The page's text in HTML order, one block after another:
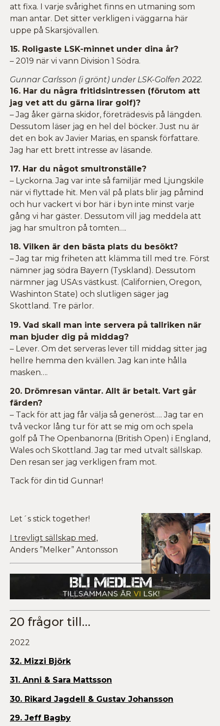
att fixa. I varje svårighet finns en utmaning som
man antar. Det sitter verkligen i väggarna här
uppe på Skarsjövallen.
15. Roligaste LSK-minnet under dina år?
– 2019 när vi vann Division 1 Södra.
Gunnar Carlsson (i grönt) under LSK-Golfen 2022.
16. Har du några fritidsintressen (förutom att
jag vet att du gärna lirar golf)?
– Jag åker gärna skidor, företrädesvis på längden.
Dessutom läser jag en hel del böcker. Just nu är
det en bok av Javier Marias, en spansk författare.
Jag har ett brett intresse av läsande.
17. Har du något smultronställe?
– Lyckorna. Jag var inte så familjär med Ljungskile
när vi flyttade hit. Men väl på plats blir jag påmind
och hur vackert vi bor här i byn inte minst varje
gång vi har gäster. Dessutom vill jag meddela att
jag har smultron på tomten….
18. Vilken är den bästa plats du besökt?
– Jag tar mig friheten att klämma till med tre. Först
nämner jag södra Bayern (Tyskland). Dessutom
närmner jag USA:s västkust. (Californien, Oregon,
Washinton State) och slutligen säger jag
Skottland. Tre pärlor.
19. Vad skall man inte servera på tallriken när
man bjuder dig på middag?
– Lever. Om det serveras lever till middag sitter jag
hellre hemma den kvällen. Jag kan inte hålla
masken….
20. Drömresan väntar. Allt är betalt. Vart går
färden?
– Tack för att jag får välja så generöst…. Jag tar en
två veckor lång tur för att se mig om och spela
golf på The Openbanorna (British Open) i England,
Wales och Skottland. Jag tar med utvalt sällskap.
Den resan ser jag verkligen fram mot.
Tack för din tid Gunnar!
Let´s stick together!
I trevligt sällskap med,
Anders ”Melker” Antonsson
20 frågor till…
2022
32. Mizzi Björk
31. Anni & Sara Mattsson
30. Rikard Jagdell & Gustav Johansson
29. Jeff Bagby